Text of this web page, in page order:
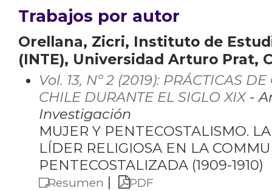
Trabajos por autor
Orellana, Zicri, Instituto de
(INTE), Universidad Arturo Prat,
Vol. 13, Nº 2 (2019): PRÁCTICAS
CHILE DURANTE EL SIGLO XIX-
Investigación
MUJER Y PENTECOSTALISMO.
LÍDER RELIGIOSA EN LA
PENTECOSTALIZADA (1909-1910)
Resumen | PDF